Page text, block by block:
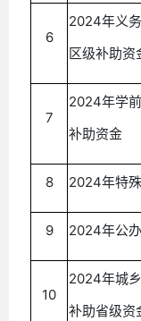
6
2024年义
区级补助资
7
2024年学
补助资金
8 2024年特
9 2024年公
10
2024年城
补助省级资